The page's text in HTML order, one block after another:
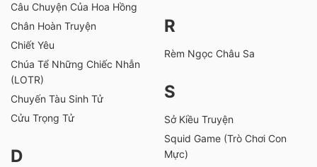
Câu Chuyện Của Hoa Hồng
Chân Hoàn Truyện
Chiết Yêu
Chúa Tể Những Chiếc Nhẫn
(LOTR)
Chuyến Tàu Sinh Tử
Cửu Trọng Tử
D
R
Rèm Ngọc Châu Sa
S
Sở Kiều Truyện
Squid Game (Trò Chơi Con
Mực)